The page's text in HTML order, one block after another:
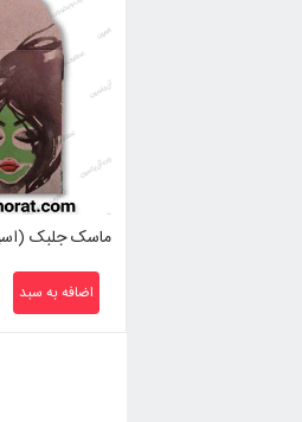
ماسک جلبک
اضافه به سبد